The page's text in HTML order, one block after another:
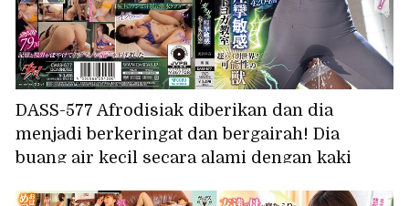
DASS-577 Afrodisiak diberikan dan dia
menjadi berkeringat dan bergairah! Dia
buang air kecil secara alami dengan kaki